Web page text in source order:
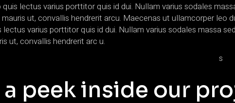
lectus varius porttitor quis id dui. Nullam varius sodales
ut, convallis hendrerit arcu. Maecenas ut ullamcorper leo
varius porttitor quis id dui. Nullam varius sodales massa
ut, convallis hendrerit arc u.
a peek inside our